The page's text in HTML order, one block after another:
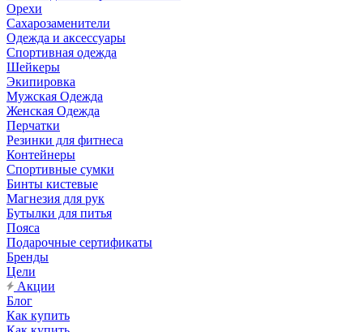
Орехи
Сахарозаменители
Одежда и аксессуары
Спортивная одежда
Шейкеры
Экипировка
Мужская Одежда
Женская Одежда
Перчатки
Резинки для фитнеса
Контейнеры
Спортивные сумки
Бинты кистевые
Магнезия для рук
Бутылки для питья
Пояса
Подарочные сертификаты
Бренды
Цели
Акции
Блог
Как купить